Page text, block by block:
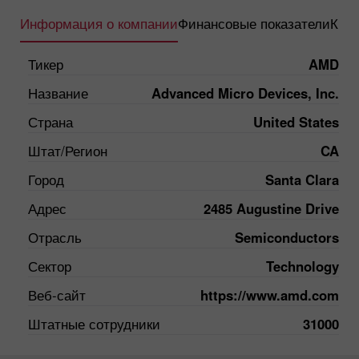
Информация о компанииФинансовые показатели
Тикер
AMD
Название
Advanced Micro Devices, Inc.
Страна
United States
Штат/Регион
CA
Город
Santa Clara
Адрес
2485 Augustine Drive
Отрасль
Semiconductors
Сектор
Technology
Веб-сайт
https://www.amd.com
Штатные сотрудники
31000